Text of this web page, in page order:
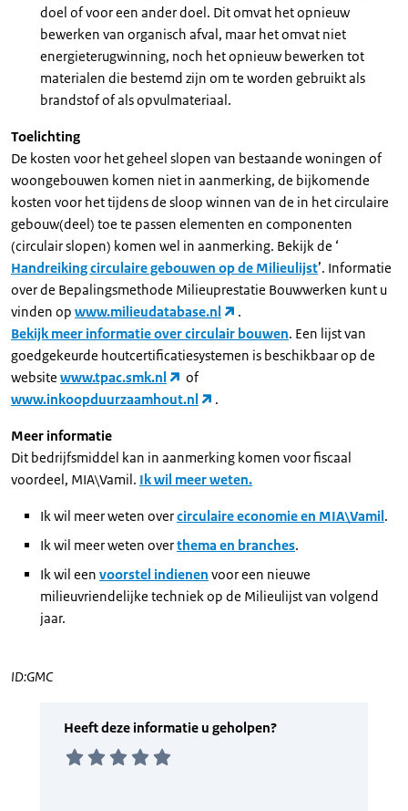
doel of voor een ander doel. Dit omvat het opnieuw
bewerken van organisch afval, maar het omvat niet
energieterugwinning, noch het opnieuw bewerken tot
materialen die bestemd zijn om te worden gebruikt als
brandstof of als opvulmateriaal.
Toelichting
De kosten voor het geheel slopen van bestaande woningen of
woongebouwen komen niet in aanmerking, de bijkomende
kosten voor het tijdens de sloop winnen van de in het circulaire
gebouw(deel) toe te passen elementen en componenten
(circulair slopen) komen wel in aanmerking. Bekijk de ‘
Handreiking circulaire gebouwen op de Milieulijst’. Informatie
over de Bepalingsmethode Milieuprestatie Bouwwerken kunt u
vinden op www.milieudatabase.nl
.
Bekijk meer informatie over circulair bouwen. Een lijst van
goedgekeurde houtcertificatiesystemen is beschikbaar op de
website www.tpac.smk.nl
of
www.inkoopduurzaamhout.nl
.
Meer informatie
Dit bedrijfsmiddel kan in aanmerking komen voor fiscaal
voordeel, MIA\Vamil. Ik wil meer weten.
Ik wil meer weten overcirculaire economie en MIA\Vamil.
Ik wil meer weten overthema en branches.
Ik wil een voorstel indienen voor een nieuwe
milieuvriendelijke techniek op de Milieulijst van volgend
jaar.
ID:GMC